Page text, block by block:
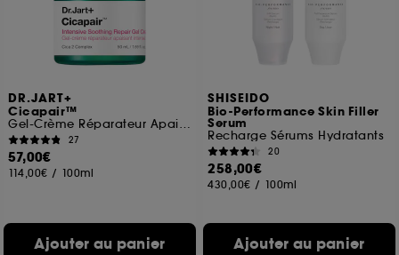
DR.JART+
Cicapair™
Gel-Crème Réparateur Apaisant Intense
27
57,00€
114,00€ / 100ml
Ajouter au panier
SHISEIDO
Bio-Performance Skin Filler
Serum
Recharge Sérums Hydratants
20
258,00€
430,00€ / 100ml
Ajouter au panier